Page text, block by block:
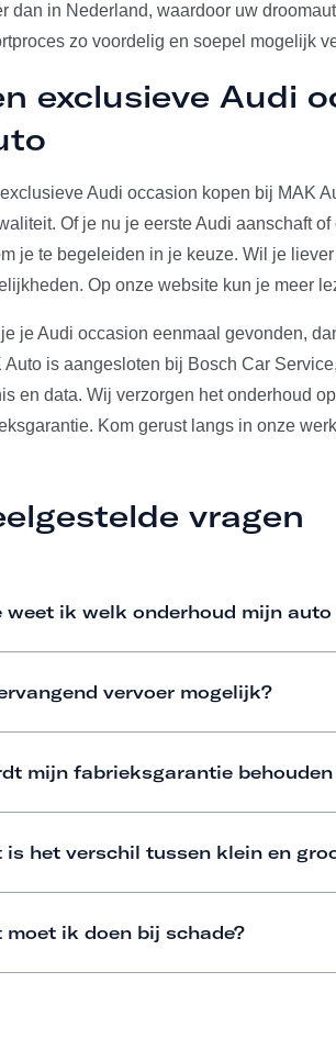
dan in Nederland, waardoor uw
zo voordelig en soepel mogelijk
exclusieve Audi
Audi occasion kopen bij MAK
Of je nu je eerste Audi aanschaft
je te begeleiden in je keuze. Wil je
Op onze website kun je meer
je Audi occasion eenmaal gevonden,
Auto is aangesloten bij Bosch Car
en data. Wij verzorgen het onderhoud
Kom gerust langs in onze
vragen
weet ik welk onderhoud mijn
vervoer mogelijk?
mijn fabrieksgarantie
is het verschil tussen klein en
moet ik doen bij schade?